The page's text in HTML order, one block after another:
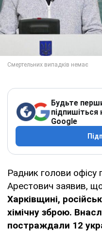
Будьте
підпишіться
Google
Радник голови офісу
Арестович заявив,
Харківщині,
хімічну зброю.
постраждали 12